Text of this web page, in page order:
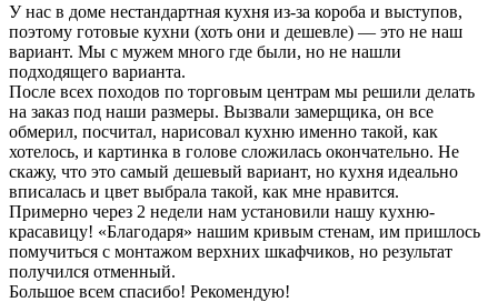
У нас в доме нестандартная кухня из-за короба и выступов,
поэтому готовые кухни (хоть они и дешевле) — это не наш
вариант. Мы с мужем много где были, но не нашли
подходящего варианта.
После всех походов по торговым центрам мы решили делать
на заказ под наши размеры. Вызвали замерщика, он все
обмерил, посчитал, нарисовал кухню именно такой, как
хотелось, и картинка в голове сложилась окончательно. Не
скажу, что это самый дешевый вариант, но кухня идеально
вписалась и цвет выбрала такой, как мне нравится.
Примерно через 2 недели нам установили нашу кухню-
красавицу! «Благодаря» нашим кривым стенам, им пришлось
помучиться с монтажом верхних шкафчиков, но результат
получился отменный.
Большое всем спасибо! Рекомендую!